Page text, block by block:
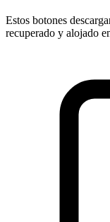
Estos botones
recuperado y alojado